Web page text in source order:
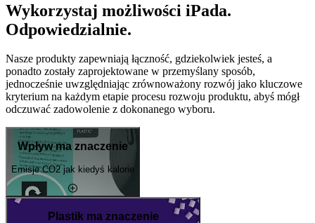
Wykorzystaj możliwości iPada.
Odpowiedzialnie.
Nasze produkty zapewniają łączność, gdziekolwiek jesteś, a
ponadto zostały zaprojektowane w przemyślany sposób,
jednocześnie uwzględniając zrównoważony rozwój jako kluczowe
kryterium na każdym etapie procesu rozwoju produktu, abyś mógł
odczuwać zadowolenie z dokonanego wyboru.
Wpływ ma znaczenie
Emisje CO2 jak kiedyś kalorie
Plastik ma znaczenie